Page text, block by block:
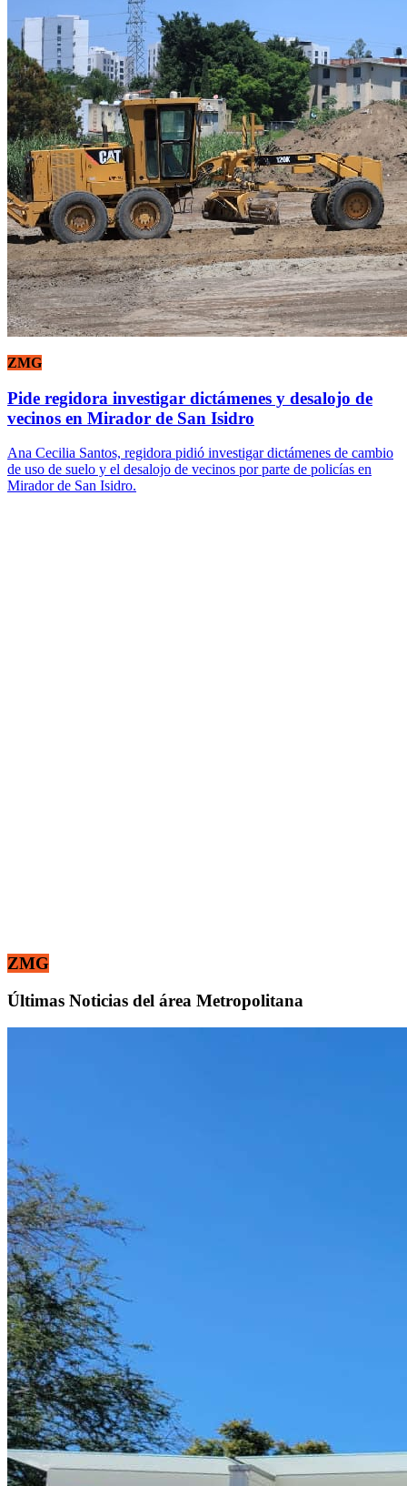
ZMG
Pide regidora investigar dictámenes y desalojo de
vecinos en Mirador de San Isidro
Ana Cecilia Santos, regidora pidió investigar dictámenes de cambio
de uso de suelo y el desalojo de vecinos por parte de policías en
Mirador de San Isidro.
ZMG
Últimas Noticias del área Metropolitana